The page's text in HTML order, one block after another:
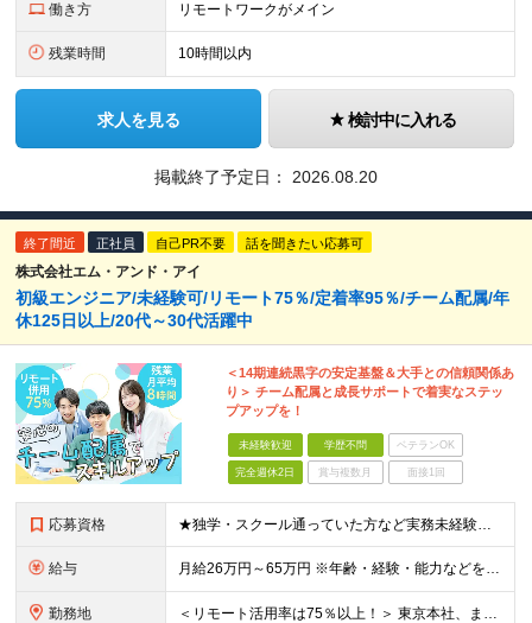
働き方 リモートワークがメイン
残業時間 10時間以内
求人を見る 検討中に入れる
掲載終了予定日： 2026.08.20
終了間近 正社員 自己PR不要 話を聞きたい応募可
株式会社エム・アンド・アイ
初級エンジニア/未経験可/リモート75％/定着率95％/チーム配属/年
休125日以上/20代～30代活躍中
＜14期連続黒字の安定基盤＆大手との信頼関係あ
り＞ チーム配属と成長サポートで着実なステッ
プアップを！
未経験歓迎 学歴不問 ベテランOK
完全週休2日 賞与複数月 面接1回
応募資格 ★独学・スクール通っていた方など実務未経験も歓迎！ ★20代〜30代の若手層が多数活躍中 ★経験が浅い方も大歓迎！ ◎学歴不問 ◎未経験OK ＼このような方にオススメです／ ◎「開発に挑戦したいけ
給与 月給26万円～65万円 ※年齢・経験・能力などを十分に考慮の上、当社規定により決定いたします。 （経験者の場合、前職給与や希望を面談でしっかりお伺いし、お互いに納得のいく形で決定します） ・いずれも固
勤務地 ＜リモート活用率は75％以上！＞ 東京本社、または東京都・神奈川県・千葉県・埼玉県などの 首都圏の各プロジェクト先。 そのほか、北海道・新潟・茨城・大阪・福岡などの案件もございます。 ※勤務地はご